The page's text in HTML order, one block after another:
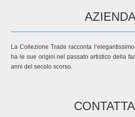
La Collezione Trade racconta
ha le sue origini nel passato artistico della
anni del secolo scorso.